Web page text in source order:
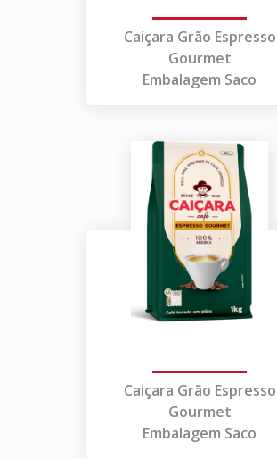
Caiçara Grão Espresso
Gourmet
Embalagem Saco
Caiçara Grão Espresso
Gourmet
Embalagem Saco